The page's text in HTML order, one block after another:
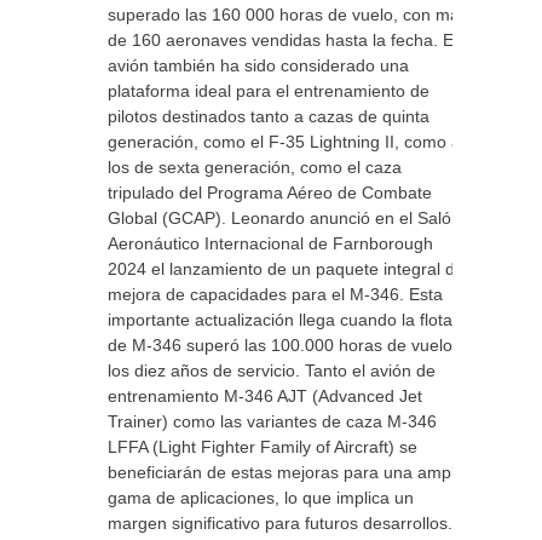
superado las 160 000 horas de vuelo, con más
de 160 aeronaves vendidas hasta la fecha. El
avión también ha sido considerado una
plataforma ideal para el entrenamiento de
pilotos destinados tanto a cazas de quinta
generación, como el F-35 Lightning II, como a
los de sexta generación, como el caza
tripulado del Programa Aéreo de Combate
Global (GCAP). Leonardo anunció en el Salón
Aeronáutico Internacional de Farnborough
2024 el lanzamiento de un paquete integral de
mejora de capacidades para el M-346. Esta
importante actualización llega cuando la flota
de M-346 superó las 100.000 horas de vuelo y
los diez años de servicio. Tanto el avión de
entrenamiento M-346 AJT (Advanced Jet
Trainer) como las variantes de caza M-346
LFFA (Light Fighter Family of Aircraft) se
beneficiarán de estas mejoras para una amplia
gama de aplicaciones, lo que implica un
margen significativo para futuros desarrollos.